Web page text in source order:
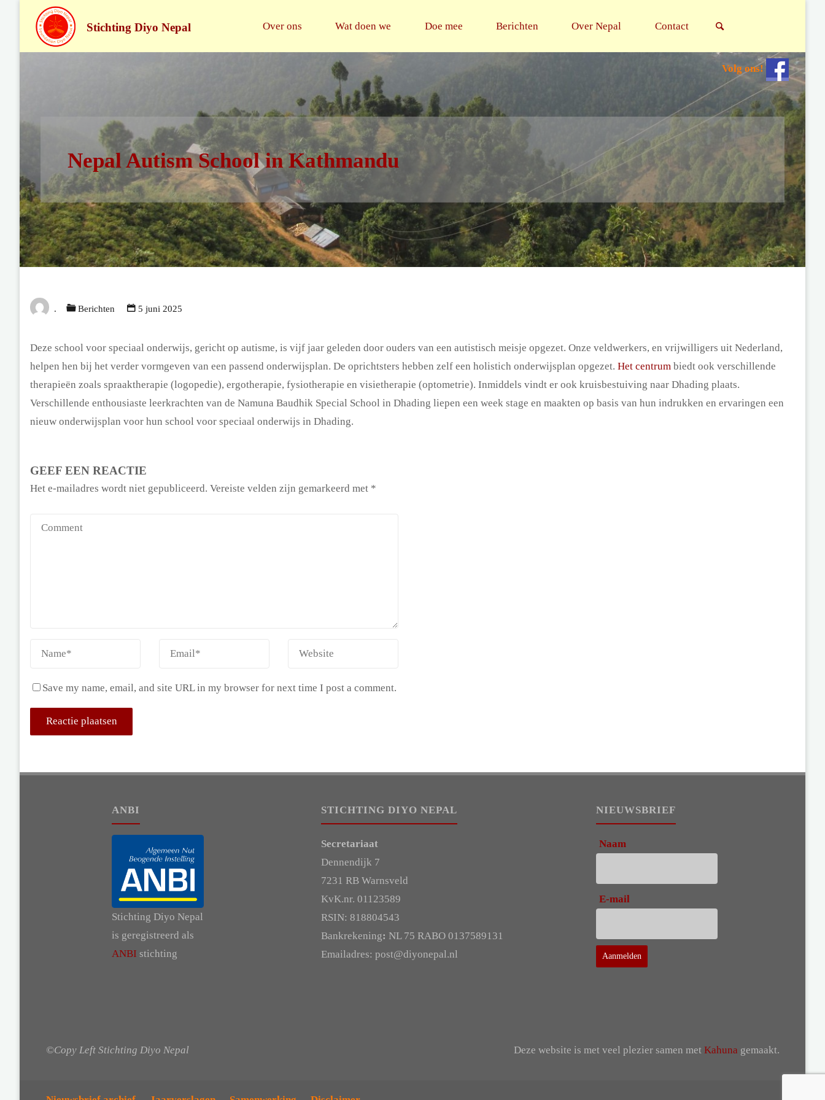
Stichting Diyo Nepal Over ons Wat doen we Doe mee Berichten Over Nepal Contact
Volg ons!
Nepal Autism School in Kathmandu
. Berichten 5 juni 2025
Deze school voor speciaal onderwijs, gericht op autisme, is vijf jaar geleden door ouders van een autistisch meisje opgezet. Onze veldwerkers, en vrijwilligers uit Nederland,
helpen hen bij het verder vormgeven van een passend onderwijsplan. De oprichtsters hebben zelf een holistich onderwijsplan opgezet. Het centrum biedt ook verschillende
therapieën zoals spraaktherapie (logopedie), ergotherapie, fysiotherapie en visietherapie (optometrie). Inmiddels vindt er ook kruisbestuiving naar Dhading plaats.
Verschillende enthousiaste leerkrachten van de Namuna Baudhik Special School in Dhading liepen een week stage en maakten op basis van hun indrukken en ervaringen een
nieuw onderwijsplan voor hun school voor speciaal onderwijs in Dhading.
GEEF EEN REACTIE
Het e-mailadres wordt niet gepubliceerd. Vereiste velden zijn gemarkeerd met *
Save my name, email, and site URL in my browser for next time I post a comment.
ANBI
Stichting Diyo Nepal
is geregistreerd als
ANBI stichting
STICHTING DIYO NEPAL
Secretariaat
Dennendijk 7
7231 RB Warnsveld
KvK.nr. 01123589
RSIN: 818804543
Bankrekening: NL 75 RABO 0137589131
Emailadres: post@diyonepal.nl
NIEUWSBRIEF
Naam
E-mail
©Copy Left Stichting Diyo Nepal Deze website is met veel plezier samen met Kahuna gemaakt.